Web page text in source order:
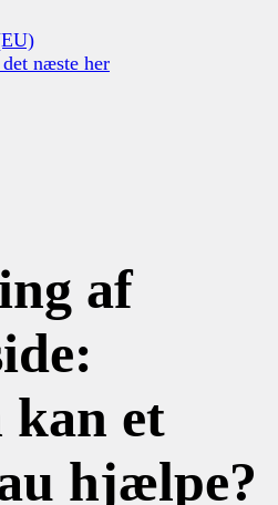
af
et
hjælpe?